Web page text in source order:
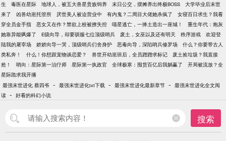
生
毒医在星际 地球人，被五大兽星贵族饲养 末日公交，摆摊养出终极BOSS
大学毕业后末世
来了
凶兽幼崽托管所 厌世美人被迫营业中 有内鬼？二周目大佬她杀疯了
女寝百日求生？我看
穿全员金手指
恶女又在作？禁欲上校被撩失控 喵星逃亡，一捧土造出一座城！
重生年代：炮灰
她靠异能飒爆了
E级向导，却要驯服七位顶级哨兵 废土，女巫以及还有明天 秩序游戏
欢迎登
陆我的屠宰场
娇娇向导一哭，顶级哨兵们舍身护 恶毒向导，深陷哨兵修罗场
什么？你要带古人
类私奔！
什么！你想跟宠物谈恋爱？ 兽世开幼崽班后，全员蹭蹭求标记
废土捡垃圾？我直接
抢！
哨向：星际第一治疗师 星际第一执政官 全球极寒：囤货百亿后我躺赢了
开局被流放？全
星际跪求我开播
最强末世进化 蔡四爷 - 最强末世进化txt下载 - 最强末世进化最新章节 - 最强末世进化全文阅
读 - 好看的科幻小说
搜索